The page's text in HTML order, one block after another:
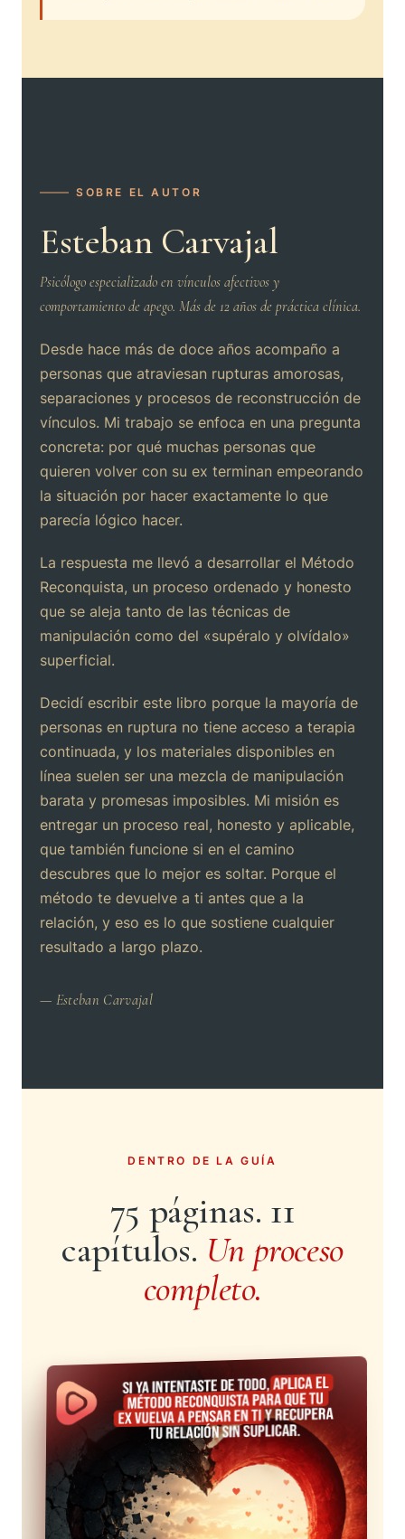
SOBRE EL AUTOR
Esteban Carvajal
Psicólogo especializado en vínculos afectivos y
comportamiento de apego. Más de 12 años de práctica clínica.
Desde hace más de doce años acompaño a
personas que atraviesan rupturas amorosas,
separaciones y procesos de reconstrucción de
vínculos. Mi trabajo se enfoca en una pregunta
concreta: por qué muchas personas que
quieren volver con su ex terminan empeorando
la situación por hacer exactamente lo que
parecía lógico hacer.
La respuesta me llevó a desarrollar el Método
Reconquista, un proceso ordenado y honesto
que se aleja tanto de las técnicas de
manipulación como del «supéralo y olvídalo»
superficial.
Decidí escribir este libro porque la mayoría de
personas en ruptura no tiene acceso a terapia
continuada, y los materiales disponibles en
línea suelen ser una mezcla de manipulación
barata y promesas imposibles. Mi misión es
entregar un proceso real, honesto y aplicable,
que también funcione si en el camino
descubres que lo mejor es soltar. Porque el
método te devuelve a ti antes que a la
relación, y eso es lo que sostiene cualquier
resultado a largo plazo.
— Esteban Carvajal
DENTRO DE LA GUÍA
75 páginas. 11
capítulos. Un proceso
completo.